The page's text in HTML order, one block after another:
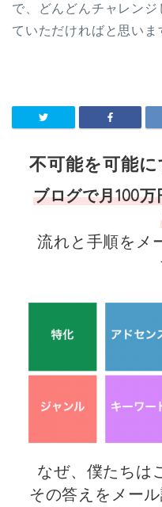
で、どんどんチャレン
ていただければと思いま
不可能を可能
ブログで月100
流れと手順をメ
なぜ、僕たちは
その答えをメー